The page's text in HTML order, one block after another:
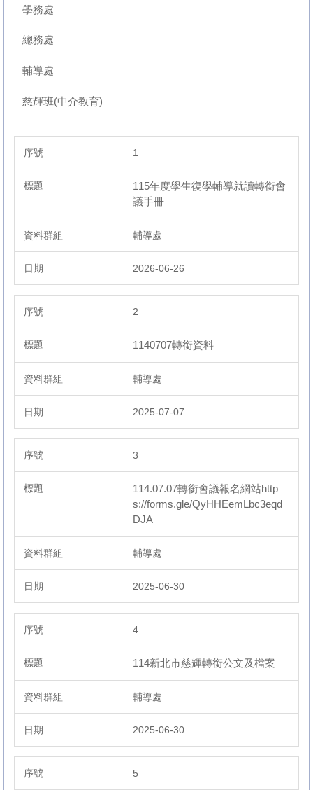
校務行政系統
臺灣母語日專區
學務處
總務處
輔導處
慈輝班(中介教育)
1
115年度學生復學輔導就讀轉銜會
議手冊
輔導處
2026-06-26
2
1140707轉銜資料
輔導處
2025-07-07
3
114.07.07轉銜會議報名網站http
s://forms.gle/QyHHEemLbc3eqd
DJA
輔導處
2025-06-30
4
114新北市慈輝轉銜公文及檔案
輔導處
2025-06-30
5